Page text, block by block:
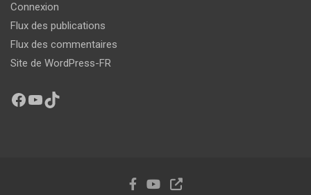
Connexion
Flux des publications
Flux des commentaires
Site de WordPress-FR